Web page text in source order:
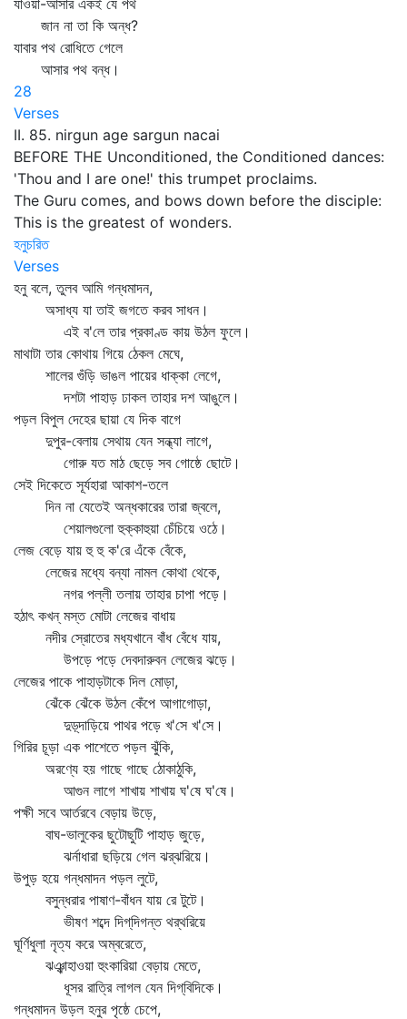
যাওয়া-আসার একই যে পথ
জান না তা কি অন্ধ?
যাবার পথ রোধিতে গেলে
আসার পথ বন্ধ।
28
Verses
II. 85. nirgun age sargun nacai
BEFORE THE Unconditioned, the Conditioned dances:
'Thou and I are one!' this trumpet proclaims.
The Guru comes, and bows down before the disciple:
This is the greatest of wonders.
হনুচরিত
Verses
হনু বলে, তুলব আমি গন্ধমাদন,
অসাধ্য যা তাই জগতে করব সাধন।
এই ব'লে তার প্রকাণ্ড কায় উঠল ফুলে।
মাথাটা তার কোথায় গিয়ে ঠেকল মেঘে,
শালের গুঁড়ি ভাঙল পায়ের ধাক্কা লেগে,
দশটা পাহাড় ঢাকল তাহার দশ আঙুলে।
পড়ল বিপুল দেহের ছায়া যে দিক বাগে
দুপুর-বেলায় সেথায় যেন সন্ধ্যা লাগে,
গোরু যত মাঠ ছেড়ে সব গোষ্ঠে ছোটে।
সেই দিকেতে সূর্যহারা আকাশ-তলে
দিন না যেতেই অন্ধকারের তারা জ্বলে,
শেয়ালগুলো হুক্কাহুয়া চেঁচিয়ে ওঠে।
লেজ বেড়ে যায় হু হু ক'রে এঁকে বেঁকে,
লেজের মধ্যে বন্যা নামল কোথা থেকে,
নগর পল্লী তলায় তাহার চাপা পড়ে।
হঠাৎ কখন্‌ মস্ত মোটা লেজের বাধায়
নদীর স্রোতের মধ্যখানে বাঁধ বেঁধে যায়,
উপড়ে পড়ে দেবদারুবন লেজের ঝড়ে।
লেজের পাকে পাহাড়টাকে দিল মোড়া,
ঝেঁকে ঝেঁকে উঠল কেঁপে আগাগোড়া,
দুড়্‌দাড়িয়ে পাথর পড়ে খ'সে খ'সে।
গিরির চূড়া এক পাশেতে পড়ল ঝুঁকি,
অরণ্যে হয় গাছে গাছে ঠোকাঠুকি,
আগুন লাগে শাখায় শাখায় ঘ'ষে ঘ'ষে।
পক্ষী সবে আর্তরবে বেড়ায় উড়ে,
বাঘ-ভালুকের ছুটোছুটি পাহাড় জুড়ে,
ঝর্নাধারা ছড়িয়ে গেল ঝর্‌ঝরিয়ে।
উপুড় হয়ে গন্ধমাদন পড়ল লুটে,
বসুন্ধরার পাষাণ-বাঁধন যায় রে টুটে।
ভীষণ শব্দে দিগ্‌দিগন্ত থর্‌থরিয়ে
ঘূর্ণিধুলা নৃত্য করে অম্বরেতে,
ঝঞ্ঝাহাওয়া হুংকারিয়া বেড়ায় মেতে,
ধূসর রাত্রি লাগল যেন দিগ্‌বিদিকে।
গন্ধমাদন উড়ল হনুর পৃষ্ঠে চেপে,